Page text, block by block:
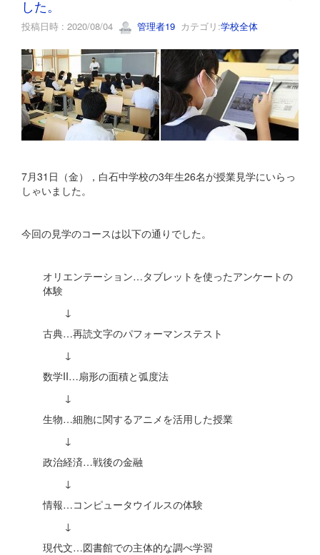
した。
投稿日時 : 2020/08/04 管理者19 カテゴリ:学校全体
7月31日（金），白石中学校の3年生26名が授業見学にいらっ
しゃいました。
今回の見学のコースは以下の通りでした。
オリエンテーション…タブレットを使ったアンケートの
体験
↓
古典…再読文字のパフォーマンステスト
↓
数学II…扇形の面積と弧度法
↓
生物…細胞に関するアニメを活用した授業
↓
政治経済…戦後の金融
↓
情報…コンピュータウイルスの体験
↓
現代文…図書館での主体的な調べ学習